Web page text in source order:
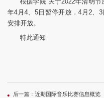
根据学院“关于2022年清明
年4月4、5日暂停开放，4月2、
安排开放。
特此通知
后一篇： 近期国际音乐比赛信息概览